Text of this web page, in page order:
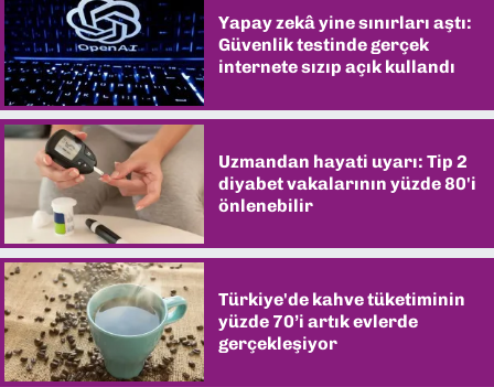
Yapay zekâ yine sınırları aştı:
Güvenlik testinde gerçek
internete sızıp açık kullandı
Uzmandan hayati uyarı: Tip 2
diyabet vakalarının yüzde 80'i
önlenebilir
Türkiye'de kahve tüketiminin
yüzde 70’i artık evlerde
gerçekleşiyor